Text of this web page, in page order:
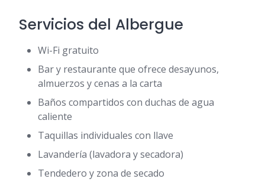
Servicios del Albergue
Wi-Fi gratuito
Bar y restaurante que ofrece desayunos,
almuerzos y cenas a la carta
Baños compartidos con duchas de agua
caliente
Taquillas individuales con llave
Lavandería (lavadora y secadora)
Tendedero y zona de secado